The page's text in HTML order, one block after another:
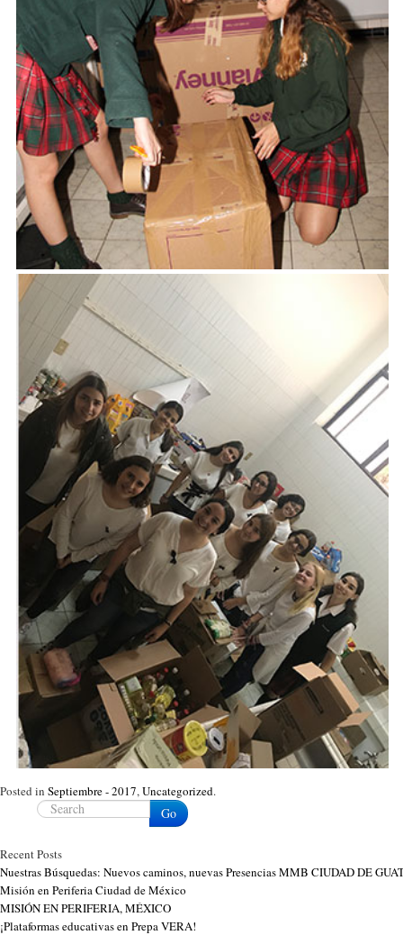
Posted in Septiembre - 2017,Uncategorized.
Go
Recent Posts
Nuestras Búsquedas: Nuevos caminos, nuevas Presencias MMB CIUDAD DE
Misión en Periferia Ciudad de México
MISIÓN EN PERIFERIA, MÉXICO
¡Plataformas educativas en Prepa VERA!